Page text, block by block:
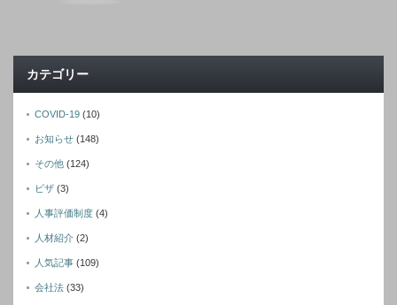
カテゴリー
COVID-19 (10)
お知らせ (148)
その他 (124)
ビザ (3)
人事評価制度 (4)
人材紹介 (2)
人気記事 (109)
会社法 (33)